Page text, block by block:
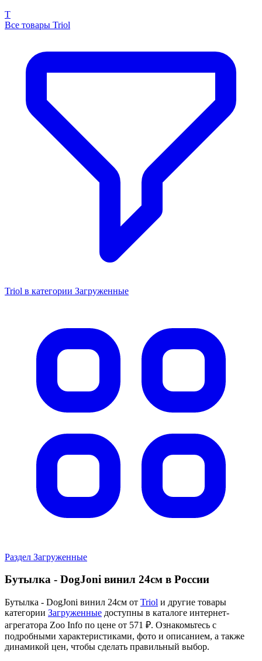
T
Все товары Triol
Triol в категории Загруженные
Раздел Загруженные
Бутылка - DogJoni винил 24см в России
Бутылка - DogJoni винил 24см от Triol и другие товары
категории Загруженные доступны в каталоге интернет-
агрегатора Zoo Info по цене от 571 ₽. Ознакомьтесь с
подробными характеристиками, фото и описанием, а также
динамикой цен, чтобы сделать правильный выбор.